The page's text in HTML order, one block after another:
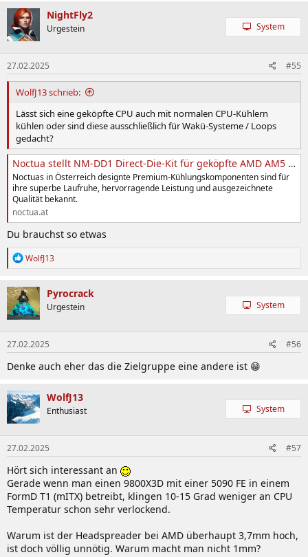
k
t
i
o
n
e
n
:
NightFly2
Urgestein System
27.02.2025 #55
WolfJ13 schrieb:
Lässt sich eine geköpfte CPU auch mit normalen CPU-Kühlern
kühlen oder sind diese ausschließlich für Wakü-Systeme / Loops
gedacht?
Noctua stellt NM-DD1 Direct-Die-Kit für geköpfte AMD AM5 Prozessoren vor
Noctuas in Österreich designte Premium-Kühlungskomponenten sind für
ihre superbe Laufruhe, hervorragende Leistung und ausgezeichnete
Qualität bekannt.
noctua.at
Du brauchst so etwas
R
k
t
i
o
n
e
n
WolfJ13
Pyrocrack
Urgestein System
27.02.2025 #56
Denke auch eher das die Zielgruppe eine andere ist 😁
WolfJ13
Enthusiast System
27.02.2025 #57
Hört sich interessant an
Gerade wenn man einen 9800X3D mit einer 5090 FE in einem
FormD T1 (mITX) betreibt, klingen 10-15 Grad weniger an CPU
Temperatur schon sehr verlockend.
Warum ist der Headspreader bei AMD überhaupt 3,7mm hoch,
ist doch völlig unnötig. Warum macht man nicht 1mm?